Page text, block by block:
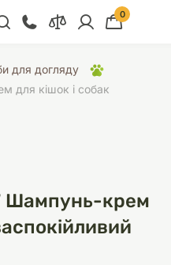
300 91 91
продажу
479 28
0
для догляду
для кішок і собак
Шампунь-крем